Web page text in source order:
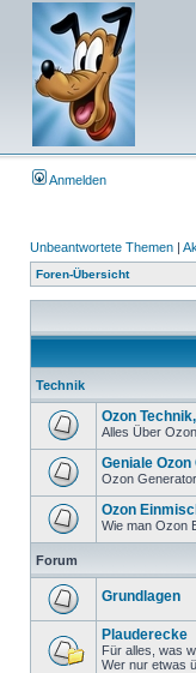
Anmelden
Unbeantwortete Themen |
Foren-Übersicht
Technik
Ozon
Alles Über
Geniale
Ozon
Ozon
Wie man Ozon
Forum
Grundlagen
Plauderecke
Für alles, was
Wer nur etwas